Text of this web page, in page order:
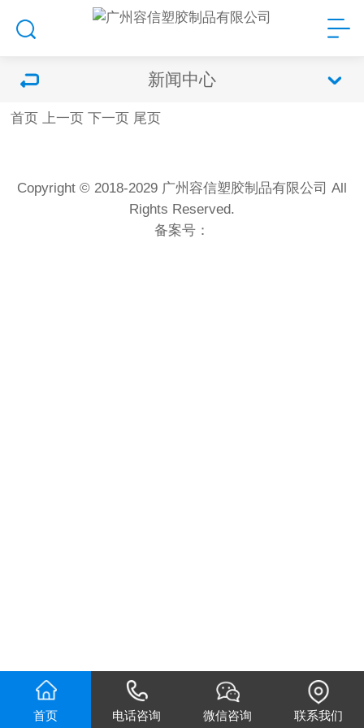
新闻中心
首页 上一页 下一页 尾页
Copyright © 2018-2029 广州容信塑胶制品有限公司 All
Rights Reserved.
备案号：
首页 电话咨询 微信咨询 联系我们